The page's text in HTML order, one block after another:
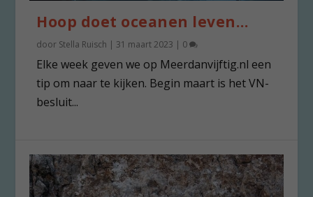
Hoop doet oceanen leven…
door Stella Ruisch | 31 maart 2023 | 0
Elke week geven we op Meerdanvijftig.nl een
tip om naar te kijken. Begin maart is het VN-
besluit...